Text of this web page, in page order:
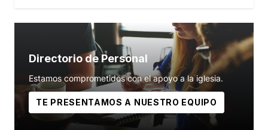
Directorio de Personal
Estamos comprometidos con el apoyo a la iglesia.
TE PRESENTAMOS A NUESTRO EQUIPO